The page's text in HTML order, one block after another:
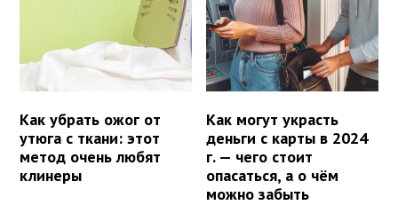
Как убрать ожог от
утюга с ткани: этот
метод очень любят
клинеры
Как могут украсть
деньги с карты в 2024
г. — чего стоит
опасаться, а о чём
можно забыть